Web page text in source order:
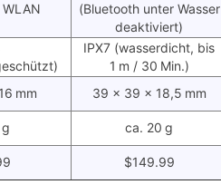
(Bluetooth unter Wasser
deaktiviert)
IPX7 (wasserdicht, bis
1 m / 30 Min.)
mm 39 × 39 × 18,5 mm
ca. 20 g
$149.99